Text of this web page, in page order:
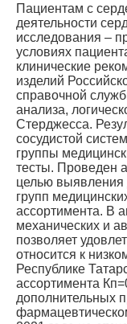
Пациентам с
деятельности
исследования –
условиях
клинические
изделий
справочной
анализа,
Стерджесса.
сосудистой
группы
тесты. Проведен
целью выявления
групп
ассортимента. В
механических и
позволяет
относится к
Республике
ассортимента
дополнительных